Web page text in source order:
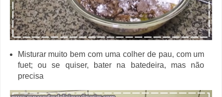
Misturar muito bem com uma colher de pau, com um
fuet; ou se quiser, bater na batedeira, mas não
precisa